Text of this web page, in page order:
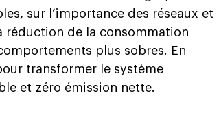
sur l’importance des réseaux et
réduction de la consommation
plus sobres. En
transformer le système
et zéro émission nette.